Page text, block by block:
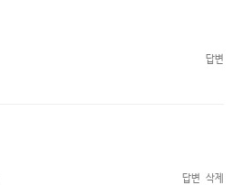
답변
답변 삭제